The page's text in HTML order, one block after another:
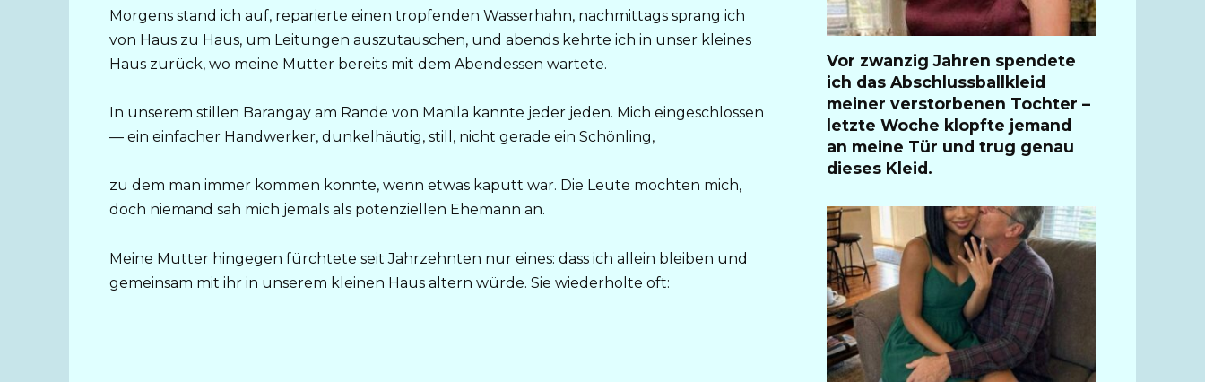
Morgens stand ich auf, reparierte einen tropfenden Wasserhahn, nachmittags sprang ich
von Haus zu Haus, um Leitungen auszutauschen, und abends kehrte ich in unser kleines
Haus zurück, wo meine Mutter bereits mit dem Abendessen wartete.
In unserem stillen Barangay am Rande von Manila kannte jeder jeden. Mich eingeschlossen
— ein einfacher Handwerker, dunkelhäutig, still, nicht gerade ein Schönling,
zu dem man immer kommen konnte, wenn etwas kaputt war. Die Leute mochten mich,
doch niemand sah mich jemals als potenziellen Ehemann an.
Meine Mutter hingegen fürchtete seit Jahrzehnten nur eines: dass ich allein bleiben und
gemeinsam mit ihr in unserem kleinen Haus altern würde. Sie wiederholte oft:
Vor zwanzig Jahren spendete
ich das Abschlussballkleid
meiner verstorbenen Tochter –
letzte Woche klopfte jemand
an meine Tür und trug genau
dieses Kleid.